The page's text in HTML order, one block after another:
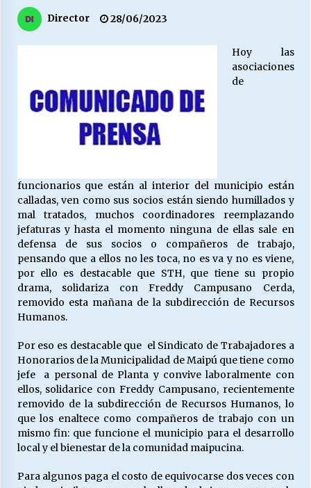
Escuela hospitalaria El Carmen de Maipu.
23/06/2026
VOLVER A SER ALTERNATIVA
16/06/2026
MUNICIPALIDADES, HONORARIOS, DESPIDOS
28/05/2026
Releyendo la Rerum Novarum a 135 años. “La
cuestión social hoy”.
16/05/2026
S.O.S. a los ricos, Save Our Souls (Salvar
Nuestras Almas)
30/04/2026
¿Asesores con doble sueldo?
Director 28/06/2023
Hoy las
asociaciones
de
funcionarios que están al interior del municipio están
calladas, ven como sus socios están siendo humillados y
mal tratados, muchos coordinadores reemplazando
jefaturas y hasta el momento ninguna de ellas sale en
defensa de sus socios o compañeros de trabajo,
pensando que a ellos no les toca, no es va y no es viene,
por ello es destacable que STH, que tiene su propio
drama, solidariza con Freddy Campusano Cerda,
removido esta mañana de la subdirección de Recursos
Humanos.
Por eso es destacable que el Sindicato de Trabajadores a
Honorarios de la Municipalidad de Maipú que tiene como
jefe a personal de Planta y convive laboralmente con
ellos, solidarice con Freddy Campusano, recientemente
removido de la subdirección de Recursos Humanos, lo
que los enaltece como compañeros de trabajo con un
mismo fin: que funcione el municipio para el desarrollo
local y el bienestar de la comunidad maipucina.
Para algunos paga el costo de equivocarse dos veces con